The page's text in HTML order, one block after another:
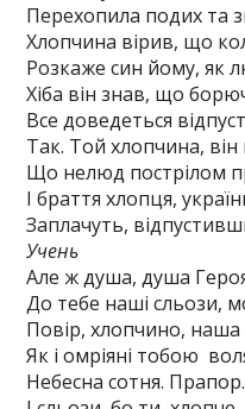
Перехопила подих та
Хлопчина вірив, що
Розкаже син йому, як
Хіба він знав, що
Все доведеться
Так. Той хлопчина, він
Що нелюд пострілом
І браття хлопця,
Заплачуть,
Учень
Але ж душа, душа
До тебе наші сльози,
Повір, хлопчино, наша
Як і омріяні тобою
Небесна сотня.